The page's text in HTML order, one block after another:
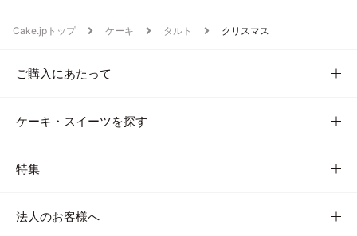
Cake.jpトップ ケーキ タルト クリスマス
ご購入にあたって
ケーキ・スイーツを探す
特集
法人のお客様へ